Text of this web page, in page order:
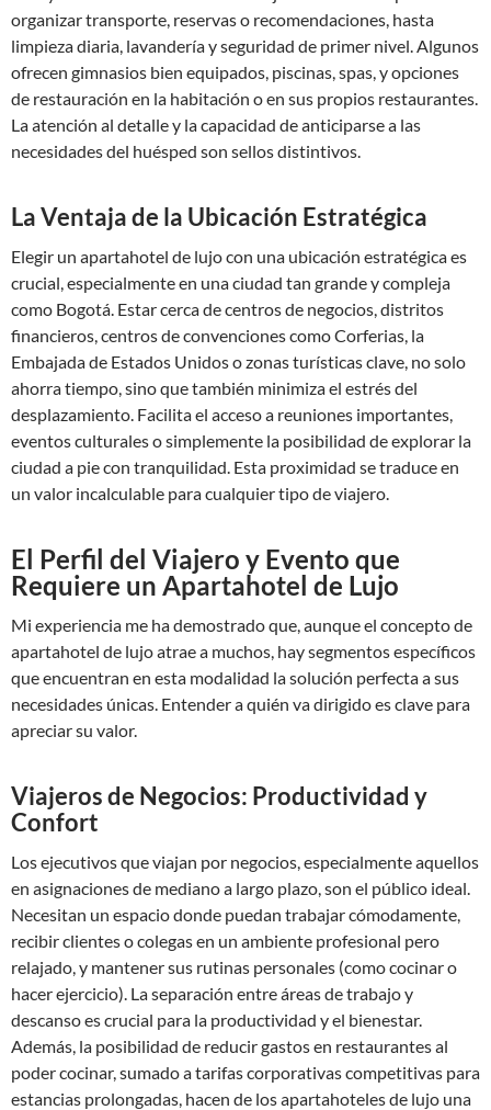
organizar transporte, reservas o recomendaciones, hasta
limpieza diaria, lavandería y seguridad de primer nivel. Algunos
ofrecen gimnasios bien equipados, piscinas, spas, y opciones
de restauración en la habitación o en sus propios restaurantes.
La atención al detalle y la capacidad de anticiparse a las
necesidades del huésped son sellos distintivos.
La Ventaja de la Ubicación Estratégica
Elegir un apartahotel de lujo con una ubicación estratégica es
crucial, especialmente en una ciudad tan grande y compleja
como Bogotá. Estar cerca de centros de negocios, distritos
financieros, centros de convenciones como Corferias, la
Embajada de Estados Unidos o zonas turísticas clave, no solo
ahorra tiempo, sino que también minimiza el estrés del
desplazamiento. Facilita el acceso a reuniones importantes,
eventos culturales o simplemente la posibilidad de explorar la
ciudad a pie con tranquilidad. Esta proximidad se traduce en
un valor incalculable para cualquier tipo de viajero.
El Perfil del Viajero y Evento que
Requiere un Apartahotel de Lujo
Mi experiencia me ha demostrado que, aunque el concepto de
apartahotel de lujo atrae a muchos, hay segmentos específicos
que encuentran en esta modalidad la solución perfecta a sus
necesidades únicas. Entender a quién va dirigido es clave para
apreciar su valor.
Viajeros de Negocios: Productividad y
Confort
Los ejecutivos que viajan por negocios, especialmente aquellos
en asignaciones de mediano a largo plazo, son el público ideal.
Necesitan un espacio donde puedan trabajar cómodamente,
recibir clientes o colegas en un ambiente profesional pero
relajado, y mantener sus rutinas personales (como cocinar o
hacer ejercicio). La separación entre áreas de trabajo y
descanso es crucial para la productividad y el bienestar.
Además, la posibilidad de reducir gastos en restaurantes al
poder cocinar, sumado a tarifas corporativas competitivas para
estancias prolongadas, hacen de los apartahoteles de lujo una